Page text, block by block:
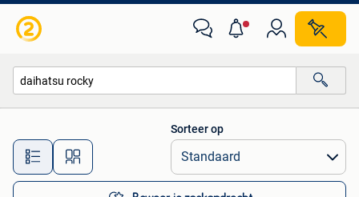
Alle afstanden…
Sorteer op